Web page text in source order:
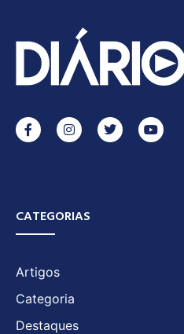
CATEGORIAS
Artigos
Categoria
Destaques